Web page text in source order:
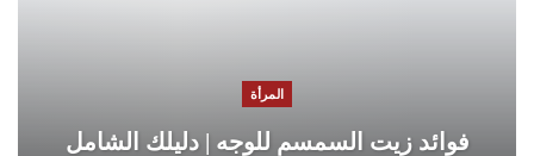
المرأة
فوائد زيت السمسم للوجه | دليلك الشامل